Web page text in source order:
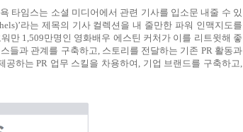
타임스는 소셜 미디어에서 관련 기사를 입소문 내줄 수 있
라는 제목의 기사 컬렉션을 내 줄만한 파워 인맥지도를
만1,509만명인 영화배우 에스틴 커처가 이를 리트윗해 좋
들과 관계를 구축하고, 스토리를 전달하는 기존 PR 활동과
공하는 PR 업무 스킬을 차용하여 , 기업 브랜드를 구축하고,